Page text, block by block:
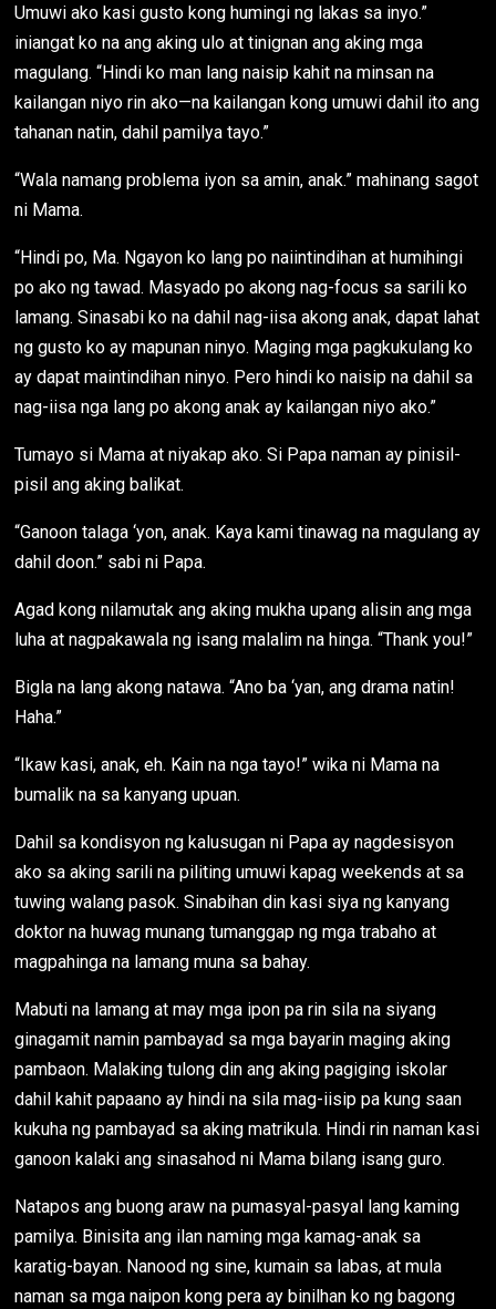
Umuwi ako kasi gusto kong humingi ng lakas sa inyo.”
iniangat ko na ang aking ulo at tinignan ang aking mga
magulang. “Hindi ko man lang naisip kahit na minsan na
kailangan niyo rin ako—na kailangan kong umuwi dahil ito ang
tahanan natin, dahil pamilya tayo.”
“Wala namang problema iyon sa amin, anak.” mahinang sagot
ni Mama.
“Hindi po, Ma. Ngayon ko lang po naiintindihan at humihingi
po ako ng tawad. Masyado po akong nag-focus sa sarili ko
lamang. Sinasabi ko na dahil nag-iisa akong anak, dapat lahat
ng gusto ko ay mapunan ninyo. Maging mga pagkukulang ko
ay dapat maintindihan ninyo. Pero hindi ko naisip na dahil sa
nag-iisa nga lang po akong anak ay kailangan niyo ako.”
Tumayo si Mama at niyakap ako. Si Papa naman ay pinisil-
pisil ang aking balikat.
“Ganoon talaga ‘yon, anak. Kaya kami tinawag na magulang ay
dahil doon.” sabi ni Papa.
Agad kong nilamutak ang aking mukha upang alisin ang mga
luha at nagpakawala ng isang malalim na hinga. “Thank you!”
Bigla na lang akong natawa. “Ano ba ‘yan, ang drama natin!
Haha.”
“Ikaw kasi, anak, eh. Kain na nga tayo!” wika ni Mama na
bumalik na sa kanyang upuan.
Dahil sa kondisyon ng kalusugan ni Papa ay nagdesisyon
ako sa aking sarili na piliting umuwi kapag weekends at sa
tuwing walang pasok. Sinabihan din kasi siya ng kanyang
doktor na huwag munang tumanggap ng mga trabaho at
magpahinga na lamang muna sa bahay.
Mabuti na lamang at may mga ipon pa rin sila na siyang
ginagamit namin pambayad sa mga bayarin maging aking
pambaon. Malaking tulong din ang aking pagiging iskolar
dahil kahit papaano ay hindi na sila mag-iisip pa kung saan
kukuha ng pambayad sa aking matrikula. Hindi rin naman kasi
ganoon kalaki ang sinasahod ni Mama bilang isang guro.
Natapos ang buong araw na pumasyal-pasyal lang kaming
pamilya. Binisita ang ilan naming mga kamag-anak sa
karatig-bayan. Nanood ng sine, kumain sa labas, at mula
naman sa mga naipon kong pera ay binilhan ko ng bagong